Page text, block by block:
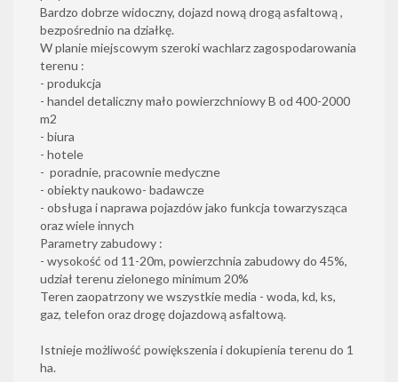
Bardzo dobrze widoczny, dojazd nową drogą asfaltową ,
bezpośrednio na działkę.
W planie miejscowym szeroki wachlarz zagospodarowania
terenu :
- produkcja
- handel detaliczny mało powierzchniowy B od 400-2000
m2
- biura
- hotele
- poradnie, pracownie medyczne
- obiekty naukowo- badawcze
- obsługa i naprawa pojazdów jako funkcja towarzysząca
oraz wiele innych
Parametry zabudowy :
- wysokość od 11-20m, powierzchnia zabudowy do 45%,
udział terenu zielonego minimum 20%
Teren zaopatrzony we wszystkie media - woda, kd, ks,
gaz, telefon oraz drogę dojazdową asfaltową.
Istnieje możliwość powiększenia i dokupienia terenu do 1
ha.